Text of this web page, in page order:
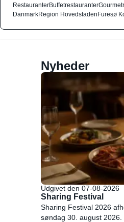
RestauranterBuffetrestauranter
DanmarkRegion HovedstadenFuresø
Nyheder
Udgivet den 07-08-2026
Sharing Festival
Sharing Festival 2026
søndag 30. august 2026.